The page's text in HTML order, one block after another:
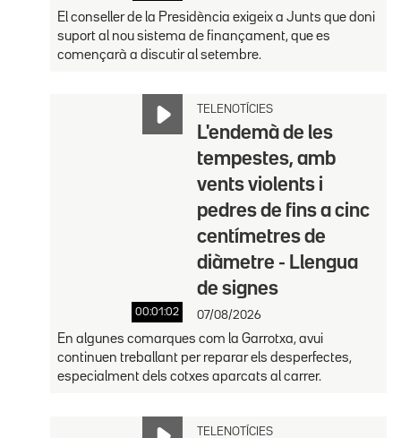
El conseller de la Presidència exigeix a Junts que doni
suport al nou sistema de finançament, que es
començarà a discutir al setembre.
00:01:02
TELENOTÍCIES
L'endemà de les
tempestes, amb
vents violents i
pedres de fins a cinc
centímetres de
diàmetre - Llengua
de signes
07/08/2026
En algunes comarques com la Garrotxa, avui
continuen treballant per reparar els desperfectes,
especialment dels cotxes aparcats al carrer.
TELENOTÍCIES